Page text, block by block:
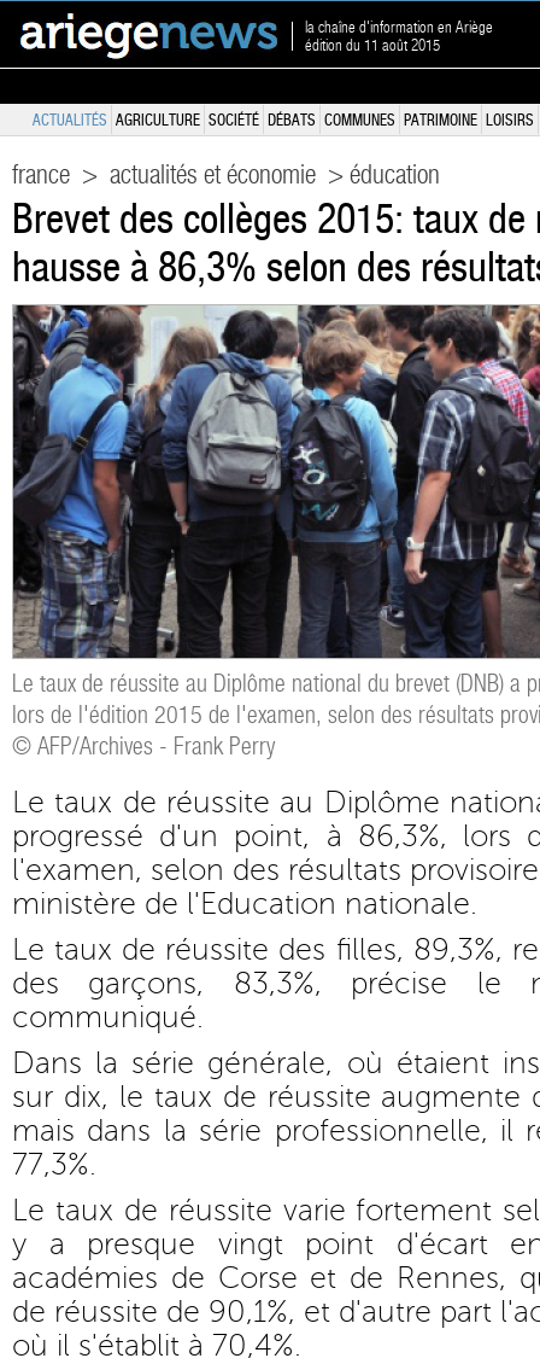
la chaîne d'information en Ariège
édition du 11 août 2015
ACTUALITÉS AGRICULTURE SOCIÉTÉ DÉBATS COMMUNES PATRIMOINE LOISIRS
france > actualités et économie > éducation
Brevet des collèges 2015: taux
hausse à 86,3% selon des
Le taux de réussite au Diplôme national du brevet (DNB)
lors de l'édition 2015 de l'examen, selon des résultats
© AFP/Archives - Frank Perry
Le taux de réussite au Diplôme
progressé d'un point, à 86,3%, lors
l'examen, selon des résultats
ministère de l'Education nationale.
Le taux de réussite des filles, 89,3%,
des garçons, 83,3%, précise le
communiqué.
Dans la série générale, où étaient
sur dix, le taux de réussite augmente
mais dans la série professionnelle, il
77,3%.
Le taux de réussite varie fortement
y a presque vingt point d'écart
académies de Corse et de Rennes,
de réussite de 90,1%, et d'autre part
où il s'établit à 70,4%.